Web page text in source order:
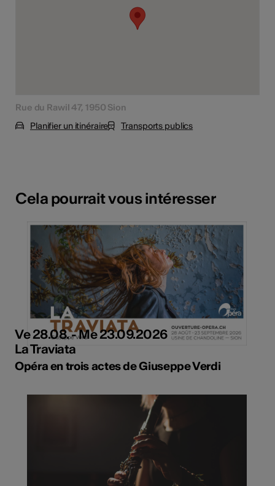
Rue du Rawil 47, 1950 Sion
Planifier un itinéraire
Transports publics
Cela pourrait vous intéresser
Ve 28.08. - Me 23.09.2026
La Traviata
Opéra en trois actes de Giuseppe Verdi